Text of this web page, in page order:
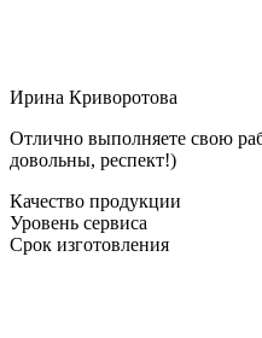
Ирина Криворотова
Отлично выполняете свою
довольны, респект!)
Качество продукции
Уровень сервиса
Срок изготовления